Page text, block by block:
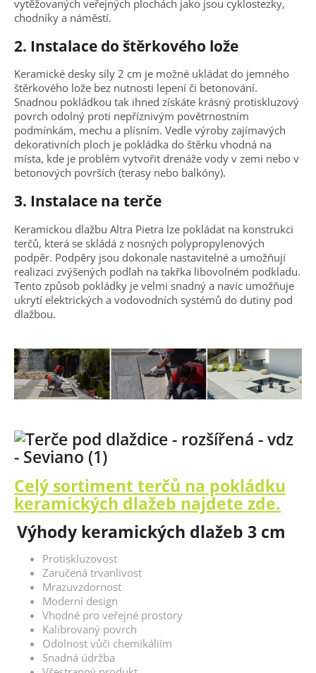
vytěžovaných veřejných plochách jako jsou cyklostezky,
chodníky a náměstí.
2. Instalace do štěrkového lože
Keramické desky síly 2 cm je možné ukládat do jemného
štěrkového lože bez nutnosti lepení či betonování.
Snadnou pokládkou tak ihned získáte krásný protiskluzový
povrch odolný proti nepříznivým povětrnostním
podmínkám, mechu a plísním. Vedle výroby zajímavých
dekorativních ploch je pokládka do štěrku vhodná na
místa, kde je problém vytvořit drenáže vody v zemi nebo v
betonových površích (terasy nebo balkóny).
3. Instalace na terče
Keramickou dlažbu Altra Pietra lze pokládat na konstrukci
terčů, která se skládá z nosných polypropylenových
podpěr. Podpěry jsou dokonale nastavitelné a umožňují
realizaci zvýšených podlah na takřka libovolném podkladu.
Tento způsob pokládky je velmi snadný a navíc umožňuje
ukrytí elektrických a vodovodních systémů do dutiny pod
dlažbou.
Celý sortiment terčů na pokládku
keramických dlažeb najdete zde.
Výhody keramických dlažeb 3 cm
Protiskluzovost
Zaručená trvanlivost
Mrazuvzdornost
Moderní design
Vhodné pro veřejné prostory
Kalibrovaný povrch
Odolnost vůči chemikáliím
Snadná údržba